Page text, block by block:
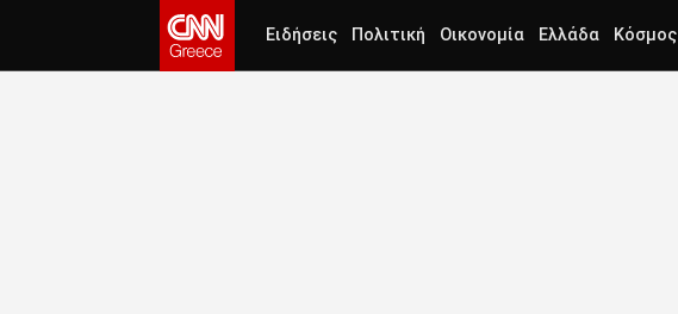
Ειδήσεις Πολιτική Οικονομία Ελλάδα Κόσμος